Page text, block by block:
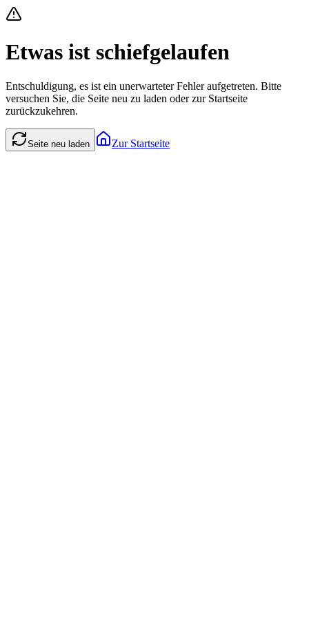
Etwas ist schiefgelaufen
Entschuldigung, es ist ein unerwarteter Fehler aufgetreten. Bitte
versuchen Sie, die Seite neu zu laden oder zur Startseite
zurückzukehren.
Seite neu laden Zur Startseite